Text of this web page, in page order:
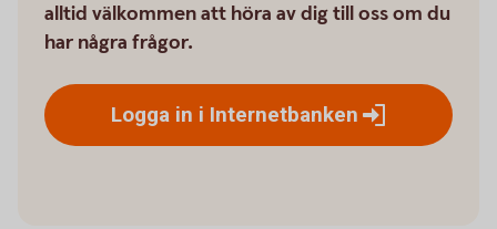
alltid välkommen att höra av dig till oss om du
har några frågor.
Logga in i Internetbanken